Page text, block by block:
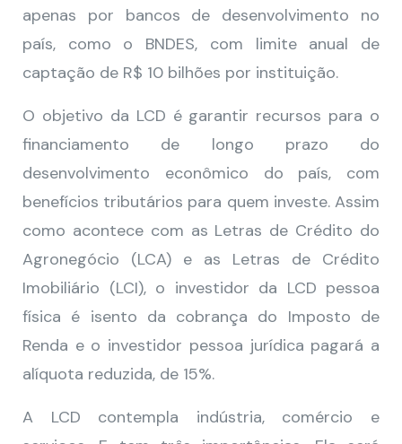
apenas por bancos de desenvolvimento no
país, como o BNDES, com limite anual de
captação de R$ 10 bilhões por instituição.
O objetivo da LCD é garantir recursos para o
financiamento de longo prazo do
desenvolvimento econômico do país, com
benefícios tributários para quem investe. Assim
como acontece com as Letras de Crédito do
Agronegócio (LCA) e as Letras de Crédito
Imobiliário (LCI), o investidor da LCD pessoa
física é isento da cobrança do Imposto de
Renda e o investidor pessoa jurídica pagará a
alíquota reduzida, de 15%.
A LCD contempla indústria, comércio e